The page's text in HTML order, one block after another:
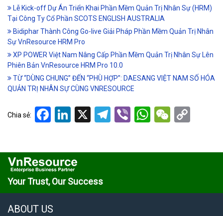
Lễ Kick-off Dự Án Triển Khai Phần Mềm Quản Trị Nhân Sự (HRM)
Tại Công Ty Cổ Phần SCOTS ENGLISH AUSTRALIA
Bidiphar Thành Công Go-live Giải Pháp Phần Mềm Quản Trị Nhân
Sự VnResource HRM Pro
XP POWER Việt Nam Nâng Cấp Phần Mềm Quản Trị Nhân Sự Lên
Phiên Bản VnResource HRM Pro 10.0
TỪ “DÙNG CHUNG” ĐẾN “PHÙ HỢP”: DAESANG VIỆT NAM SỐ HÓA
QUẢN TRỊ NHÂN SỰ CÙNG VNRESOURCE
Chia sẻ: Facebook
LinkedIn
X Telegram
ViberWhatsApp
Your Trust, Our Success
ABOUT US